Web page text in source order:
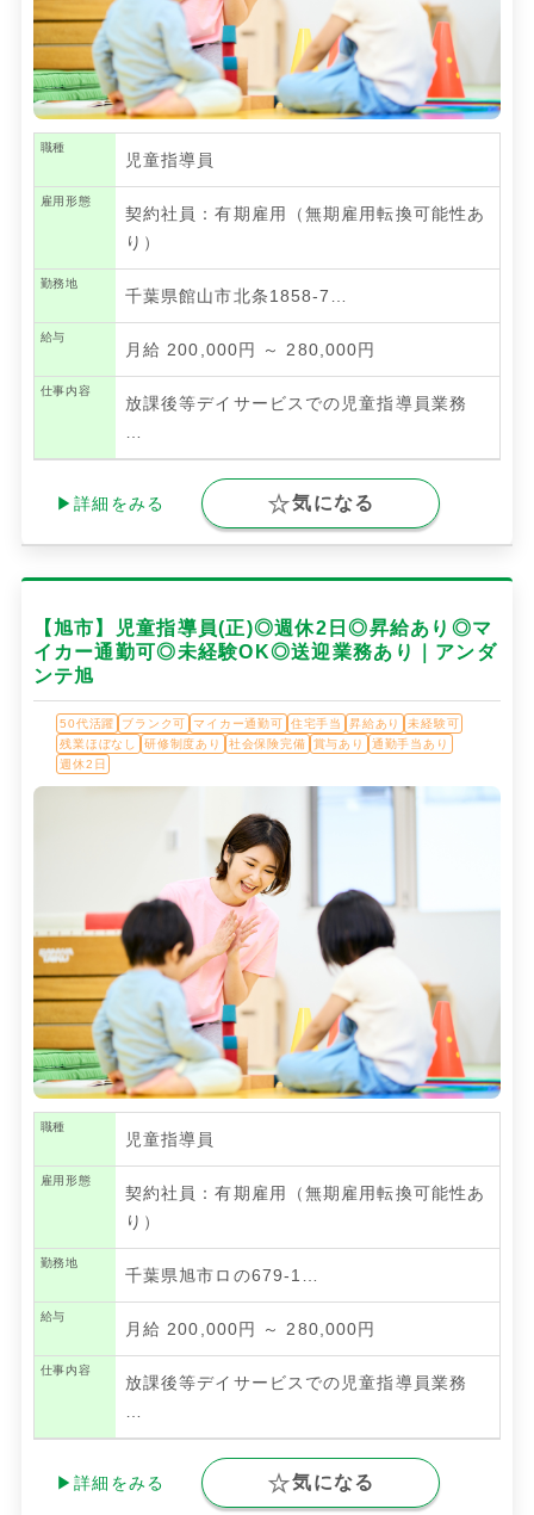
職種
児童指導員
雇用形態
契約社員：有期雇用（無期雇用転換可能性あ
り）
勤務地
千葉県館山市北条1858-7…
給与
月給 200,000円 ～ 280,000円
仕事内容
放課後等デイサービスでの児童指導員業務
▶詳細をみる 気になる
【旭市】児童指導員(正)◎週休2日◎昇給あり◎マ
イカー通勤可◎未経験OK◎送迎業務あり｜アンダ
ンテ旭
50代活躍 ブランク可 マイカー通勤可 住宅手当 昇給あり
未経験可
残業ほぼなし
研修制度あり 社会保険完備 賞与あり
通勤手当あり
週休2日
職種
児童指導員
雇用形態
契約社員：有期雇用（無期雇用転換可能性あ
り）
勤務地
千葉県旭市ロの679-1…
給与
月給 200,000円 ～ 280,000円
仕事内容
放課後等デイサービスでの児童指導員業務
…
▶詳細をみる 気になる